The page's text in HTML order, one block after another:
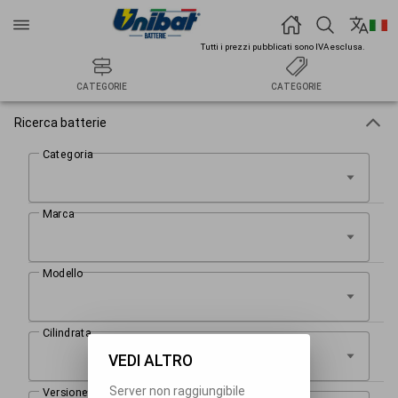
Tutti i prezzi pubblicati sono IVA esclusa.
CATEGORIE CATEGORIE
Ricerca batterie
VEDI ALTRO
Server non raggiungibile